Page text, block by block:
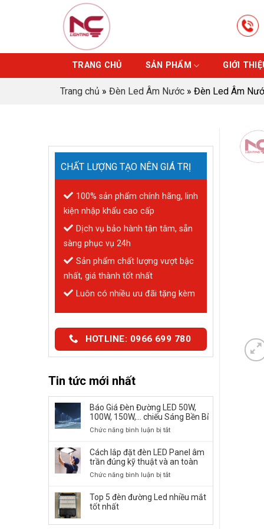
TRANG CHỦ SẢN PHẨM GIỚI
Trang chủ » Đèn Led Âm Nước » Đèn Led Âm
CHẤT LƯỢNG TẠO NÊN GIÁ TRỊ
100% sản phẩm chính hãng, linh
kiện nhập khẩu cao cấp
Dịch vụ bảo hành tận tâm, sẵn
sàng phục vụ 24h
Sản phẩm chất lượng vượt bậc
nhất, giá thành tốt nhất
Luôn có nhiều ưu đãi tặng kèm
HOTLINE: 0966 699 780
Tin tức mới nhất
Báo Giá Đèn Đường LED 50W,
100W, 150W,… chiếu Sáng Bền Bỉ
Chức năng bình luận bị tắtở
Giá
Đèn
LED
100W,
Cách lắp đặt đèn LED Panel âm
trần đúng kỹ thuật và an toàn
Chức năng bình luận bị tắtở
lắp
LED
Top 5 đèn đường Led nhiều mắt
tốt nhất